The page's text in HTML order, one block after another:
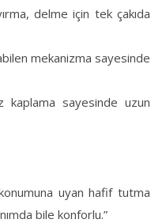
delme için tek çakıda
mekanizma sayesinde
kaplama sayesinde uzun
uyan hafif tutma
bile konforlu.”